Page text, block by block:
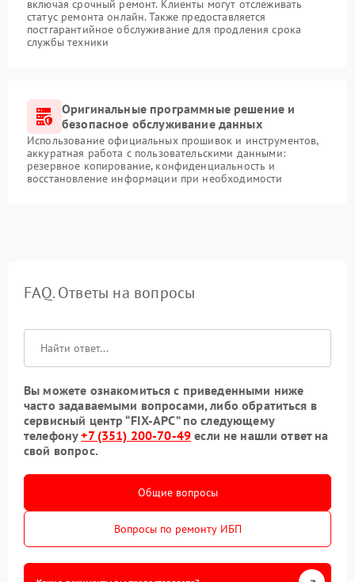
включая срочный ремонт. Клиенты могут отслеживать
статус ремонта онлайн. Также предоставляется
постгарантийное обслуживание для продления срока
службы техники
Оригинальные программные решение и
безопасное обслуживание данных
Использование официальных прошивок и инструментов,
аккуратная работа с пользовательскими данными:
резервное копирование, конфиденциальность и
восстановление информации при необходимости
FAQ. Ответы на вопросы
Вы можете ознакомиться с приведенными ниже
часто задаваемыми вопросами, либо обратиться в
сервисный центр “FIX-APC” по следующему
телефону+7 (351) 200-70-49 если не нашли ответ на
свой вопрос.
Общие вопросы
Вопросы по ремонту ИБП